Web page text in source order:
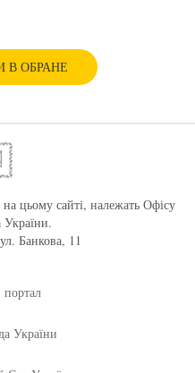
В ОБРАНЕ
цьому сайті, належать Офісу
України.
Банкова, 11
України